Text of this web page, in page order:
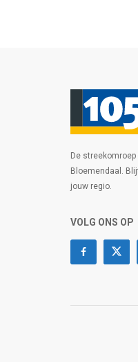
De
Bloemendaal.
jouw regio.
VOLG ONS OP